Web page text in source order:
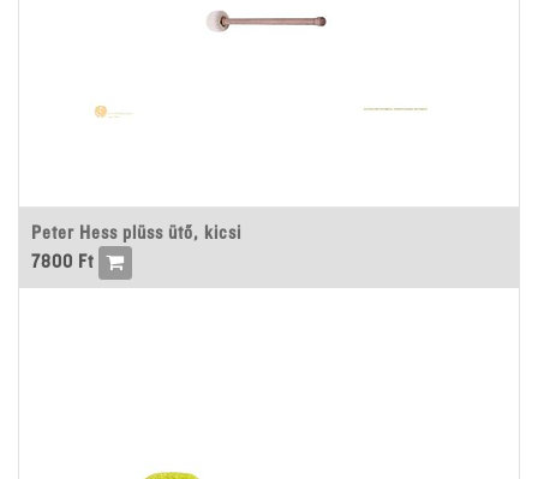
Peter Hess plüss ütő, kicsi
7800 Ft